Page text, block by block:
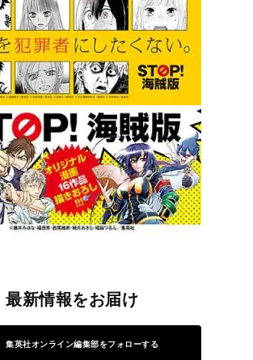
最新情報をお届け
集英社オンライン編集部をフォローする